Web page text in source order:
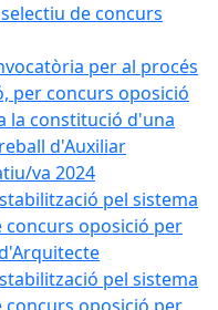
de concurs
per al procés
per concurs oposició
la constitució d'una
d'Auxiliar
va 2024
pel sistema
concurs oposició per
pel sistema